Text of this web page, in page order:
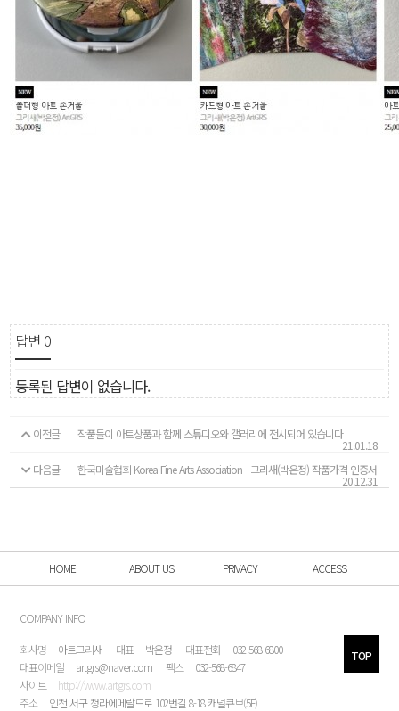
답변 0
등록된 답변이 없습니다.
이전글 작품들이 아트상품과 함께 스튜디오와 갤러리에 전시되어 있습니다
21.01.18
다음글
한국미술협회 Korea Fine Arts Association - 그리새(박은정) 작품가격 인증서
20.12.31
HOME ABOUT US PRIVACY ACCESS
COMPANY INFO
회사명 아트그리새 대표 박은정 대표전화
032-568-6800
대표이메일
artgrs@naver.com 팩스
032-568-6847
사이트
http://www.artgrs.com
주소
인천 서구 청라에메랄드로 102번길 8-18 캐널큐브(5F)
TOP